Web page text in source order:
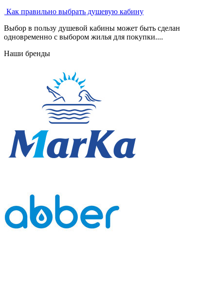
Как правильно выбрать душевую кабину
Выбор в пользу душевой кабины может быть сделан
одновременно с выбором жилья для покупки....
Наши бренды